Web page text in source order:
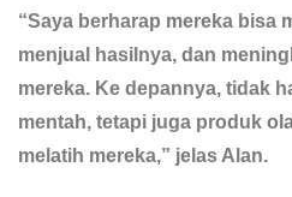
“Saya berharap mereka bisa
menjual hasilnya, dan
mereka. Ke depannya, tidak
mentah, tetapi juga produk
melatih mereka,” jelas Alan.